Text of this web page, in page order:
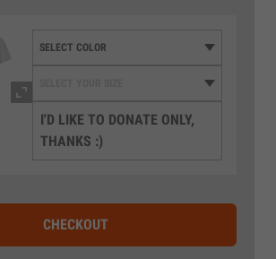
I'D LIKE TO DONATE ONLY,
THANKS :)
CHECKOUT